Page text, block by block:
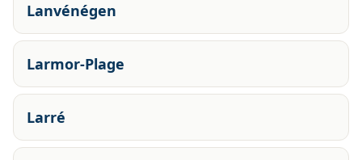
Lanvénégen
Larmor-Plage
Larré